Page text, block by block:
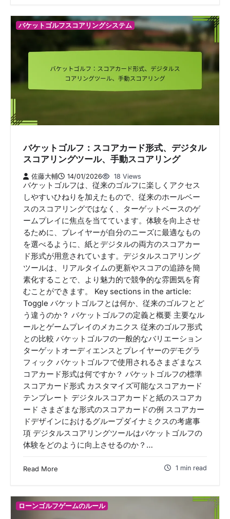
バケットゴルフスコアリングシステム
バケットゴルフ：スコアカード形式、デジタル
スコアリングツール、手動スコアリング
佐藤大輔 14/01/2026 18 Views
バケットゴルフは、従来のゴルフに楽しくアクセス
しやすいひねりを加えたもので、従来のホールベー
スのスコアリングではなく、ターゲットベースのゲ
ームプレイに焦点を当てています。体験を向上させ
るために、プレイヤーが自分のニーズに最適なもの
を選べるように、紙とデジタルの両方のスコアカー
ド形式が用意されています。デジタルスコアリング
ツールは、リアルタイムの更新やスコアの追跡を簡
素化することで、より魅力的で競争的な雰囲気を育
むことができます。 Key sections in the article:
Toggle バケットゴルフとは何か、従来のゴルフとど
う違うのか？ バケットゴルフの定義と概要 主要なル
ールとゲームプレイのメカニクス 従来のゴルフ形式
との比較 バケットゴルフの一般的なバリエーション
ターゲットオーディエンスとプレイヤーのデモグラ
フィック バケットゴルフで使用されるさまざまなス
コアカード形式は何ですか？ バケットゴルフの標準
スコアカード形式 カスタマイズ可能なスコアカード
テンプレート デジタルスコアカードと紙のスコアカ
ード さまざまな形式のスコアカードの例 スコアカー
ドデザインにおけるグループダイナミクスの考慮事
項 デジタルスコアリングツールはバケットゴルフの
体験をどのように向上させるのか？…
Read More 1 min read
ローンゴルフゲームのルール